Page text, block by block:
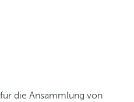
die Ansammlung von